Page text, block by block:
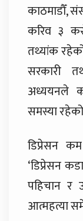
काठमाडौँ,
करिव ३
तथ्यांक
सरकारी
अध्ययनले
समस्या
डिप्रेसन
‘डिप्रेसन
पहिचान र
आत्महत्या